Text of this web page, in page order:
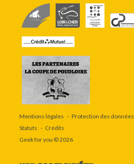
Mentions légales
Protection des données
Statuts
Crédits
Geek for you © 2026